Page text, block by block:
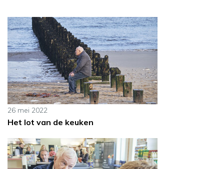
26 mei 2022
Het lot van de keuken